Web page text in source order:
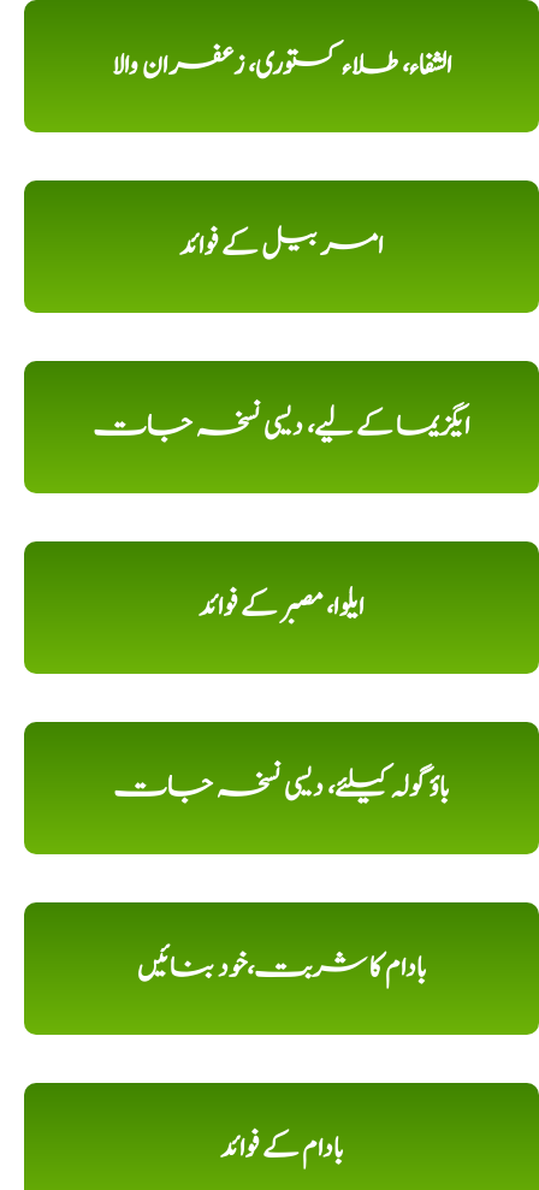
الشفاء، طلاء کستوری، زعفران والا
امر بیل کے فوائد
ایگزیما کے لیے، دیسی نسخہ جات
ایلوا، مصبر کے فوائد
باؤ گولہ کیلئے، دیسی نسخہ جات
بادام کا شربت،خود بنائیں
بادام کے فوائد